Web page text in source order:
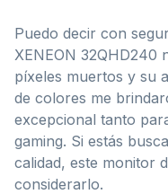
Puedo decir con
XENEON 32QHD240
píxeles muertos y su
de colores me
excepcional tanto
gaming. Si estás
calidad, este monitor
considerarlo.